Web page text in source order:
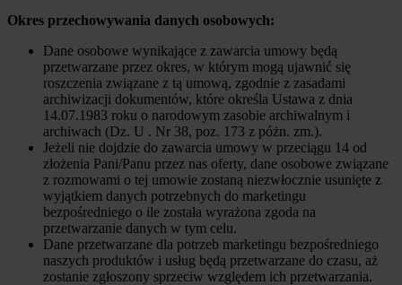
Okres przechowywania danych osobowych:
Dane osobowe wynikające z zawarcia umowy będą
przetwarzane przez okres, w którym mogą ujawnić się
roszczenia związane z tą umową, zgodnie z zasadami
archiwizacji dokumentów, które określa Ustawa z dnia
14.07.1983 roku o narodowym zasobie archiwalnym i
archiwach (Dz. U . Nr 38, poz. 173 z póżn. zm.).
Jeżeli nie dojdzie do zawarcia umowy w przeciągu 14 od
złożenia Pani/Panu przez nas oferty, dane osobowe związane
z rozmowami o tej umowie zostaną niezwłocznie usunięte z
wyjątkiem danych potrzebnych do marketingu
bezpośredniego o ile została wyrażona zgoda na
przetwarzanie danych w tym celu.
Dane przetwarzane dla potrzeb marketingu bezpośredniego
naszych produktów i usług będą przetwarzane do czasu, aż
zostanie zgłoszony sprzeciw względem ich przetwarzania.